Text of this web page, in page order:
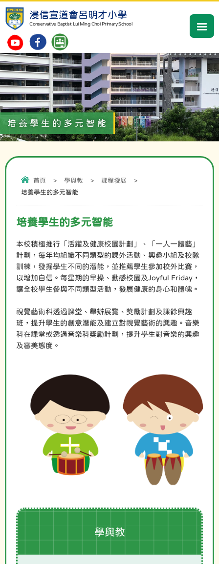
浸信宣道會呂明才小學
Conservative Baptist Lui Ming Choi Primary School
培養學生的多元智能
首頁 > 學與教 > 課程發展
>
培養學生的多元智能
培養學生的多元智能
本校積極推行「活躍及健康校園計劃」、「一人一體藝」
計劃，每年均組織不同類型的課外活動、興趣小組及校隊
訓練，發掘學生不同的潛能，並推薦學生參加校外比賽，
以增加自信。每星期的早操、動感校園及Joyful Friday，
讓全校學生參與不同類型活動，發展健康的身心和體魄。
視覺藝術科透過課堂、舉辦展覽、獎勵計劃及課餘興趣
班，提升學生的創意潛能及建立對視覺藝術的興趣。音樂
科在課堂或透過音樂科獎勵計劃，提升學生對音樂的興趣
及審美態度。
學與教